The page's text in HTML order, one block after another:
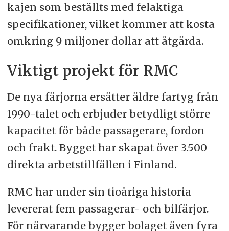
kajen som beställts med felaktiga
specifikationer, vilket kommer att kosta
omkring 9 miljoner dollar att åtgärda.
Viktigt projekt för RMC
De nya färjorna ersätter äldre fartyg från
1990-talet och erbjuder betydligt större
kapacitet för både passagerare, fordon
och frakt. Bygget har skapat över 3.500
direkta arbetstillfällen i Finland.
RMC har under sin tioåriga historia
levererat fem passagerar- och bilfärjor.
För närvarande bygger bolaget även fyra